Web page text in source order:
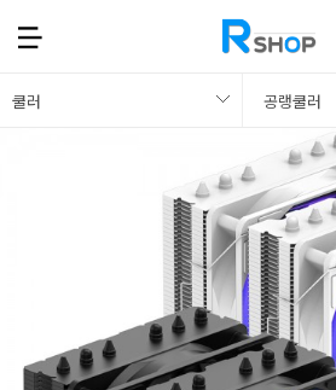
쿨러 공랭쿨러